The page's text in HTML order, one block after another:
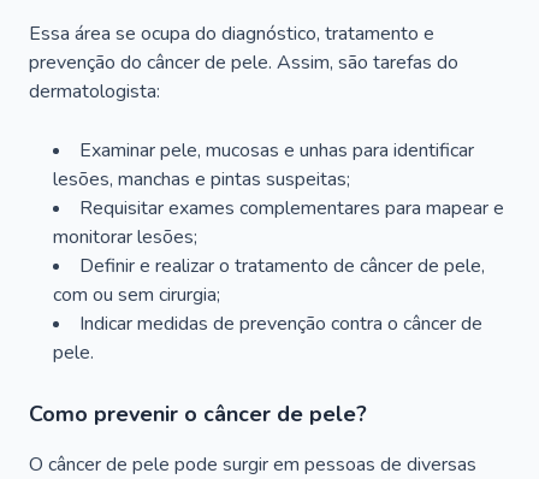
Essa área se ocupa do diagnóstico, tratamento e
prevenção do câncer de pele. Assim, são tarefas do
dermatologista:
Examinar pele, mucosas e unhas para identificar
lesões, manchas e pintas suspeitas;
Requisitar exames complementares para mapear e
monitorar lesões;
Definir e realizar o tratamento de câncer de pele,
com ou sem cirurgia;
Indicar medidas de prevenção contra o câncer de
pele.
Como prevenir o câncer de pele?
O câncer de pele pode surgir em pessoas de diversas